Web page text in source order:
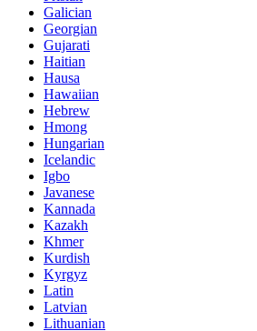
Galician
Georgian
Gujarati
Haitian
Hausa
Hawaiian
Hebrew
Hmong
Hungarian
Icelandic
Igbo
Javanese
Kannada
Kazakh
Khmer
Kurdish
Kyrgyz
Latin
Latvian
Lithuanian